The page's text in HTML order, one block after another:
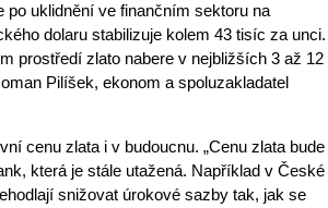
uklidnění ve finančním sektoru na
dolaru stabilizuje kolem 43 tisíc za unci.
prostředí zlato nabere v nejbližších 3 až 12
Pilíšek, ekonom a spoluzakladatel
cenu zlata i v budoucnu. „Cenu zlata bude
která je stále utažená. Například v České
snižovat úrokové sazby tak, jak se